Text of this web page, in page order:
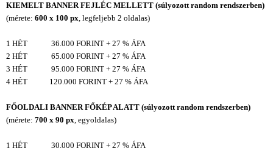
KIEMELT BANNER FEJLÉC MELLETT (súlyozott random rendszerben)
(mérete: 600 x 100 px, legfeljebb 2 oldalas)
1 HÉT 36.000 FORINT + 27 % ÁFA
2 HÉT 65.000 FORINT + 27 % ÁFA
3 HÉT 95.000 FORINT + 27 % ÁFA
4 HÉT 120.000 FORINT + 27 % ÁFA
FŐOLDALI BANNER FŐKÉP ALATT (súlyozott random rendszerben)
(mérete: 700 x 90 px, egyoldalas)
1 HÉT 30.000 FORINT + 27 % ÁFA